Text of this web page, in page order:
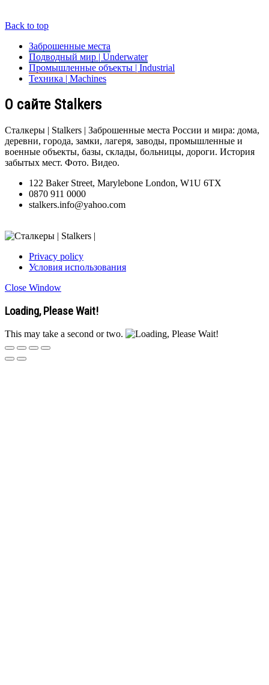
Back to top
Заброшенные места
Подводный мир | Underwater
Промышленные объекты | Industrial
Техника | Machines
О сайте Stalkers
Сталкеры | Stalkers | Заброшенные места России и мира: дома,
деревни, города, замки, лагеря, заводы, промышленные и
военные объекты, базы, склады, больницы, дороги. История
забытых мест. Фото. Видео.
122 Baker Street, Marylebone London, W1U 6TX
0870 911 0000
stalkers.info@yahoo.com
Privacy policy
Условия использования
Close Window
Loading, Please Wait!
This may take a second or two.